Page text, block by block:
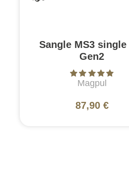
Sangle MS3 single
Gen2
Magpul
87,90 €